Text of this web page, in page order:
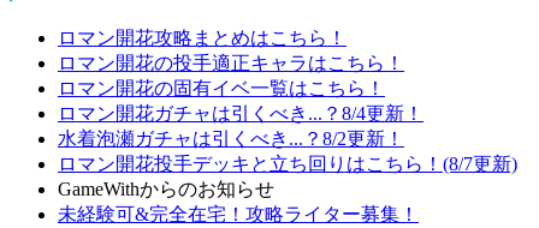
ロマン開花攻略まとめはこちら！
ロマン開花の投手適正キャラはこちら！
ロマン開花の固有イベ一覧はこちら！
ロマン開花ガチャは引くべき...？8/4更新！
水着泡瀬ガチャは引くべき...？8/2更新！
ロマン開花投手デッキと立ち回りはこちら！(8/7更新)
GameWithからのお知らせ
未経験可&完全在宅！攻略ライター募集！